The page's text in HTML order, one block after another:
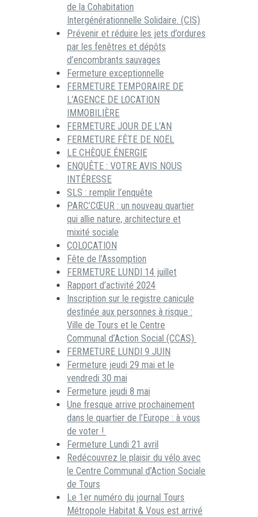
de la Cohabitation
Intergénérationnelle Solidaire. (CIS)
Prévenir et réduire les jets d’ordures
par les fenêtres et dépôts
d’encombrants sauvages
Fermeture exceptionnelle
FERMETURE TEMPORAIRE DE
L’AGENCE DE LOCATION
IMMOBILIÈRE
FERMETURE JOUR DE L’AN
FERMETURE FÊTE DE NOËL
LE CHÈQUE ÉNERGIE
ENQUÊTE : VOTRE AVIS NOUS
INTÉRESSE
SLS : remplir l’enquête
PARC’CŒUR : un nouveau quartier
qui allie nature, architecture et
mixité sociale
COLOCATION
Fête de l’Assomption
FERMETURE LUNDI 14 juillet
Rapport d’activité 2024
Inscription sur le registre canicule
destinée aux personnes à risque :
Ville de Tours et le Centre
Communal d’Action Social (CCAS)
FERMETURE LUNDI 9 JUIN
Fermeture jeudi 29 mai et le
vendredi 30 mai
Fermeture jeudi 8 mai
Une fresque arrive prochainement
dans le quartier de l’Europe : à vous
de voter !
Fermeture Lundi 21 avril
Redécouvrez le plaisir du vélo avec
le Centre Communal d’Action Sociale
de Tours
Le 1er numéro du journal Tours
Métropole Habitat & Vous est arrivé